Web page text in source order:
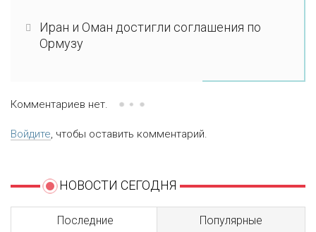
Иран и Оман достигли соглашения по
Ормузу
Комментариев нет.
Войдите, чтобы оставить комментарий.
НОВОСТИ СЕГОДНЯ
Последние Популярные